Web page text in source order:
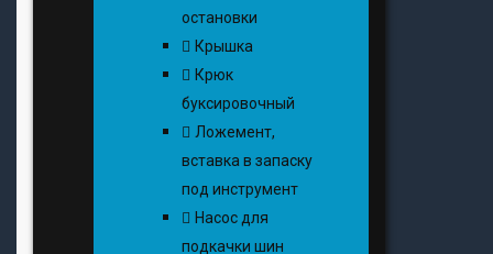
остановки
Крышка
Крюк
буксировочный
Ложемент,
вставка в запаску
под инструмент
Насос для
подкачки шин